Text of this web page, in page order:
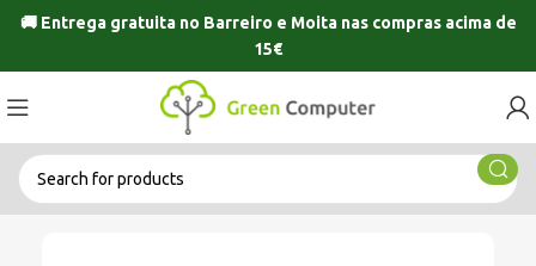
🚚 Entrega gratuita no Barreiro e Moitanas compras acima de
15€